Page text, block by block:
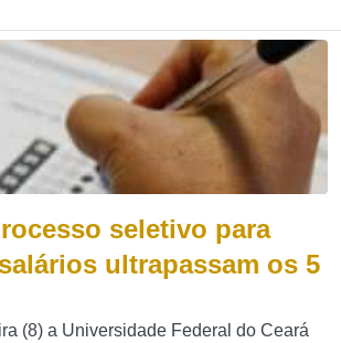
seletivo para
ultrapassam os 5
(8) a Universidade Federal do Ceará